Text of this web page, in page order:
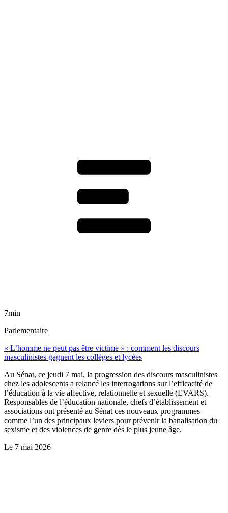
7min
Parlementaire
« L’homme ne peut pas être victime » : comment les discours
masculinistes gagnent les collèges et lycées
Au Sénat, ce jeudi 7 mai, la progression des discours masculinistes
chez les adolescents a relancé les interrogations sur l’efficacité de
l’éducation à la vie affective, relationnelle et sexuelle (EVARS).
Responsables de l’éducation nationale, chefs d’établissement et
associations ont présenté au Sénat ces nouveaux programmes
comme l’un des principaux leviers pour prévenir la banalisation du
sexisme et des violences de genre dès le plus jeune âge.
Le 7 mai 2026